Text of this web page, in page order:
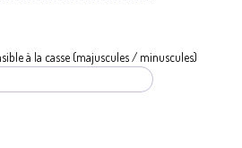
t
i
à la casse (majuscules / minuscules)